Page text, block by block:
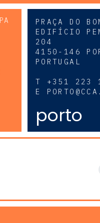
PRAÇA DO
EDIFÍCIO
204
4150-146
PORTUGAL
T +351 223
E
porto